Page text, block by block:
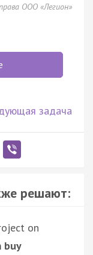
ООО «Легион»
задача
решают:
on
buy